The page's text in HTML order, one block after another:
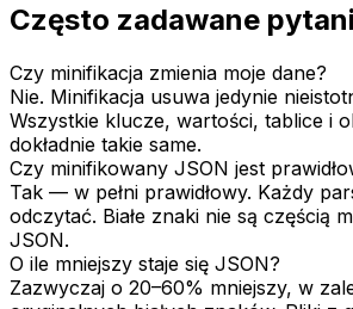
Często zadawane
Czy minifikacja zmienia moje dane?
Nie. Minifikacja usuwa jedynie
Wszystkie klucze, wartości, tablice i
dokładnie takie same.
Czy minifikowany JSON jest
Tak — w pełni prawidłowy. Każdy
odczytać. Białe znaki nie są częścią
JSON.
O ile mniejszy staje się JSON?
Zazwyczaj o 20–60% mniejszy, w